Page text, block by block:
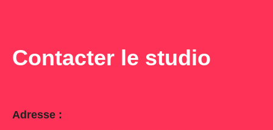
Contacter le studio
Adresse :